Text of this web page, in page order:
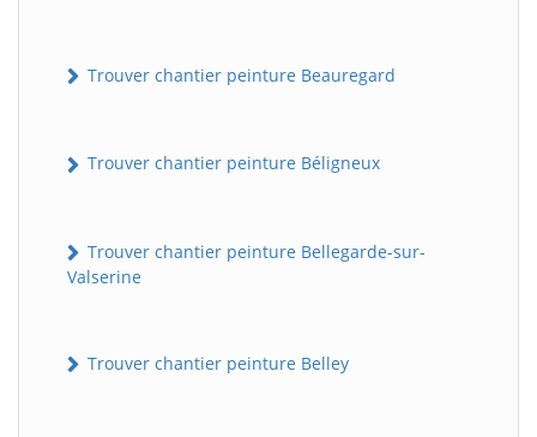
Trouver chantier peinture Beauregard
Trouver chantier peinture Béligneux
Trouver chantier peinture Bellegarde-sur-
Valserine
Trouver chantier peinture Belley